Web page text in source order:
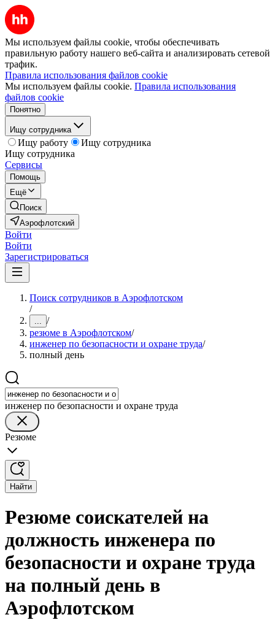
Мы используем файлы cookie, чтобы обеспечивать
правильную работу нашего веб-сайта и анализировать сетевой
трафик.
Правила использования файлов cookie
Мы используем файлы cookie. Правила использования
файлов cookie
Понятно
Ищу сотрудника
Ищу работу
Ищу сотрудника
Ищу сотрудника
Сервисы
Помощь
Ещё
Поиск
Аэрофлотский
Войти
Войти
Зарегистрироваться
Поиск сотрудников в Аэрофлотском
/
... /
резюме в Аэрофлотском/
инженер по безопасности и охране труда/
полный день
инженер по безопасности и охране труда
Резюме
Найти
Резюме соискателей на
должность инженера по
безопасности и охране труда
на полный день в
Аэрофлотском